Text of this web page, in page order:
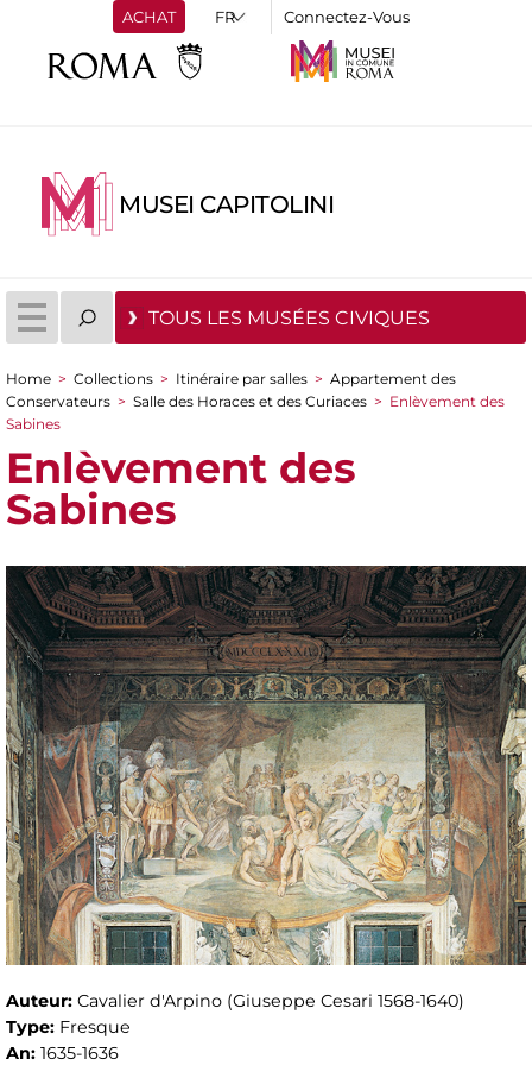
ACHAT Connectez-Vous
MUSEI CAPITOLINI
TOUS LES MUSÉES CIVIQUES
You are here
Home > Collections > Itinéraire par salles > Appartement des
Conservateurs > Salle des Horaces et des Curiaces > Enlèvement des
Sabines
Enlèvement des
Sabines
Auteur: Cavalier d'Arpino (Giuseppe Cesari 1568-1640)
Type: Fresque
An: 1635-1636